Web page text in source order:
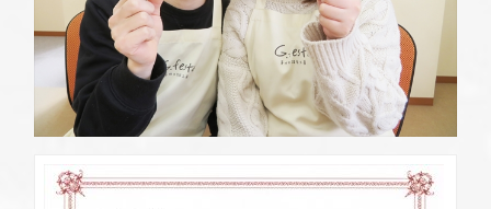
よくある質問
お店を探す
ブログ・新着情報
三重店 TEL.059-392-6577
営業時間 10:00〜18:30
定休日
火曜日・水曜日
※祝日の場合は営業
浜松店 TEL.053-455-2177